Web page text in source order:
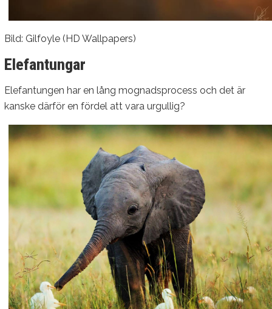
Bild: Gilfoyle (HD Wallpapers)
Elefantungar
Elefantungen har en lång mognadsprocess och det är
kanske därför en fördel att vara urgullig?